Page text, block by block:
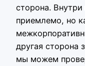
сторона.
приемлемо, но
другая сторона
мы можем